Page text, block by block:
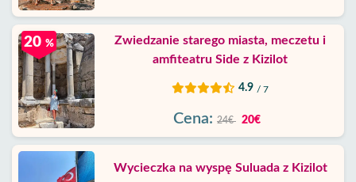
Zwiedzanie starego miasta, meczetu i
amfiteatru Side z Kizilot
4.9 / 7
20 %
Cena: 24€ 20€
Wycieczka na wyspę Suluada z Kizilot